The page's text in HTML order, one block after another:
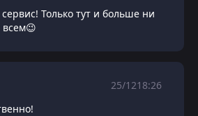
Только тут и больше ни
всем😉
25/1218:26